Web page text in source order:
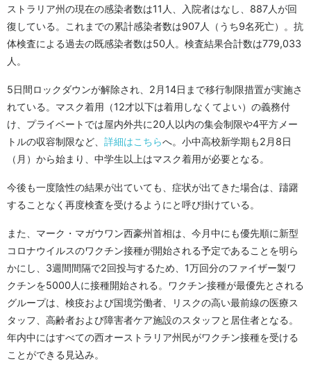
ストラリア州の現在の感染者数は11人、入院者はなし、887人が回
復している。これまでの累計感染者数は907人（うち9名死亡）。抗
体検査による過去の既感染者数は50人。検査結果合計数は779,033
人。
5日間ロックダウンが解除され、2月14日まで移行制限措置が実施さ
れている。マスク着用（12才以下は着用しなくてよい）の義務付
け、プライベートでは屋内外共に20人以内の集会制限や4平方メー
トルの収容制限など、 詳細はこちらへ。小中高校新学期も2月8日
（月）から始まり、中学生以上はマスク着用が必要となる。
今後も一度陰性の結果が出ていても、症状が出てきた場合は、躊躇
することなく再度検査を受けるようにと呼び掛けている。
また、マーク・マガウワン西豪州首相は、今月中にも優先順に新型
コロナウイルスのワクチン接種が開始される予定であることを明ら
かにし、3週間間隔で2回投与するため、1万回分のファイザー製ワ
クチンを5000人に接種開始される。ワクチン接種が最優先とされる
グループは、検疫および国境労働者、リスクの高い最前線の医療ス
タッフ、高齢者および障害者ケア施設のスタッフと居住者となる。
年内中にはすべての西オーストラリア州民がワクチン接種を受ける
ことができる見込み。